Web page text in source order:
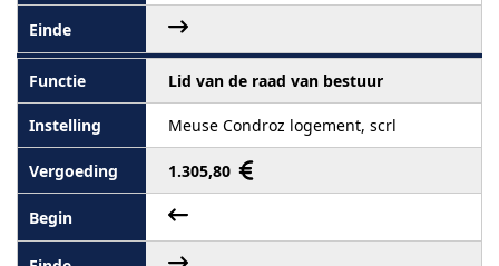
Lid van de raad van bestuur
Meuse Condroz logement, scrl
1.305,80